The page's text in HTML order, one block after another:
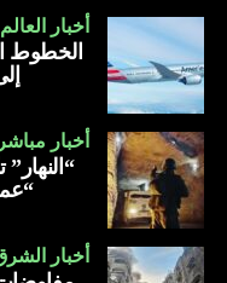
أخبار العالم
الخطوط
أخبار
“عماد 4” مأخوذة
أخبار